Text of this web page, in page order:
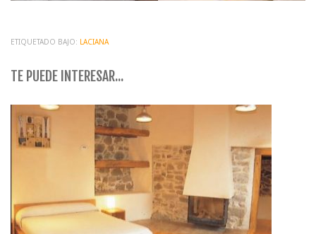
ETIQUETADO BAJO: LACIANA
TE PUEDE INTERESAR...